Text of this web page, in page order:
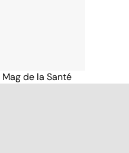
de la Santé